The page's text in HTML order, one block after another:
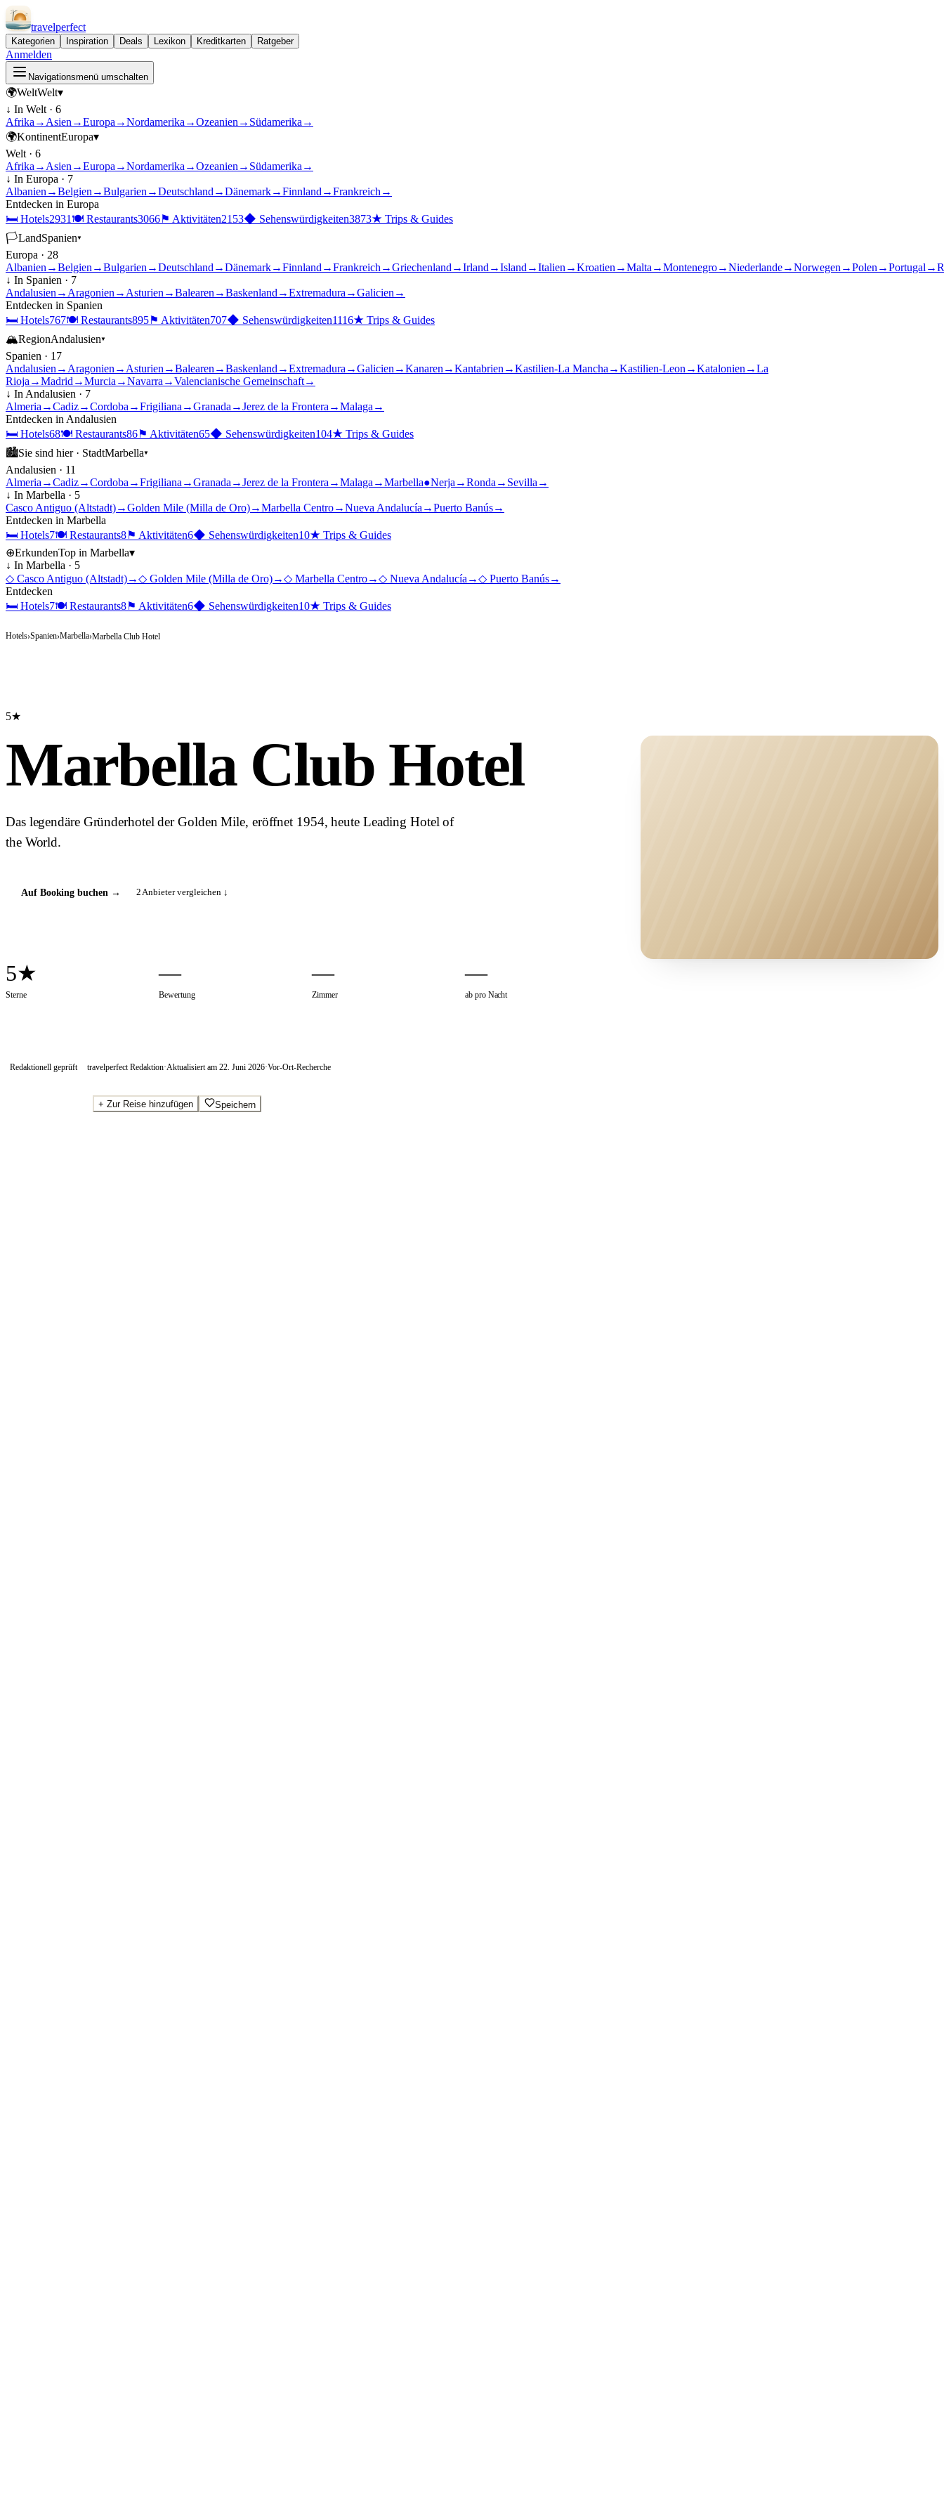
travelperfect
Kategorien Inspiration Deals Lexikon Kreditkarten Ratgeber
Anmelden
Navigationsmenü umschalten
🌍WeltWelt▾
↓ In Welt · 6
Afrika → Asien →Europa →Nordamerika →Ozeanien → Südamerika →
🌍KontinentEuropa▾
Welt · 6
Afrika → Asien →Europa →Nordamerika →Ozeanien → Südamerika →
↓ In Europa · 7
Albanien →Belgien →Bulgarien →Deutschland →Dänemark→Finnland →Frankreich →
Entdecken in Europa
🛏 Hotels2931 🍽 Restaurants3066⚑ Aktivitäten2153◆ Sehenswürdigkeiten3873★ Trips & Guides
🏳LandSpanien▾
Europa · 28
Albanien →Belgien →Bulgarien →Deutschland →Dänemark→Finnland →Frankreich →Griechenland →Irland →Island →Italien →Kroatien →Malta →Montenegro→Niederlande→Norwegen →Polen →Portugal →
↓ In Spanien · 7
Andalusien → Aragonien → Asturien →Balearen →Baskenland →Extremadura →Galicien →
Entdecken in Spanien
🛏 Hotels767🍽 Restaurants895⚑ Aktivitäten707◆ Sehenswürdigkeiten1116★ Trips & Guides
🏔RegionAndalusien▾
Spanien · 17
Andalusien → Aragonien → Asturien →Balearen →Baskenland →Extremadura →Galicien →Kanaren →Kantabrien →Kastilien-La Mancha →Kastilien-Leon →Katalonien →La
Rioja →Madrid →Murcia →Navarra →Valencianische Gemeinschaft→
↓ In Andalusien · 7
Almeria →Cadiz→Cordoba →Frigiliana →Granada →Jerez de la Frontera →Malaga →
Entdecken in Andalusien
🛏 Hotels68🍽 Restaurants86⚑ Aktivitäten65◆ Sehenswürdigkeiten104★ Trips & Guides
🏙Sie sind hier · StadtMarbella▾
Andalusien · 11
Almeria →Cadiz→Cordoba →Frigiliana →Granada →Jerez de la Frontera →Malaga →Marbella●Nerja →Ronda → Sevilla →
↓ In Marbella · 5
Casco Antiguo (Altstadt)→Golden Mile (Milla de Oro)→Marbella Centro→Nueva Andalucía →Puerto Banús→
Entdecken in Marbella
🛏 Hotels7🍽 Restaurants8⚑ Aktivitäten6◆ Sehenswürdigkeiten10★ Trips & Guides
⊕ErkundenTop in Marbella▾
↓ In Marbella · 5
◇ Casco Antiguo (Altstadt)→◇ Golden Mile (Milla de Oro)→◇ Marbella Centro→◇ Nueva Andalucía →◇ Puerto Banús→
Entdecken
🛏 Hotels7🍽 Restaurants8⚑ Aktivitäten6◆ Sehenswürdigkeiten10★ Trips & Guides
Hotels›Spanien›Marbella›Marbella Club Hotel
5★
Marbella Club Hotel
Das legendäre Gründerhotel der Golden Mile, eröffnet 1954, heute Leading Hotel of
the World.
Auf Booking buchen→ 2Anbieter vergleichen ↓
5★
Sterne
—
Bewertung
—
Zimmer
—
ab pro Nacht
Redaktionell geprüft travelperfect Redaktion·Aktualisiert am 22. Juni 2026·Vor-Ort-Recherche
+ Zur Reise hinzufügen Speichern